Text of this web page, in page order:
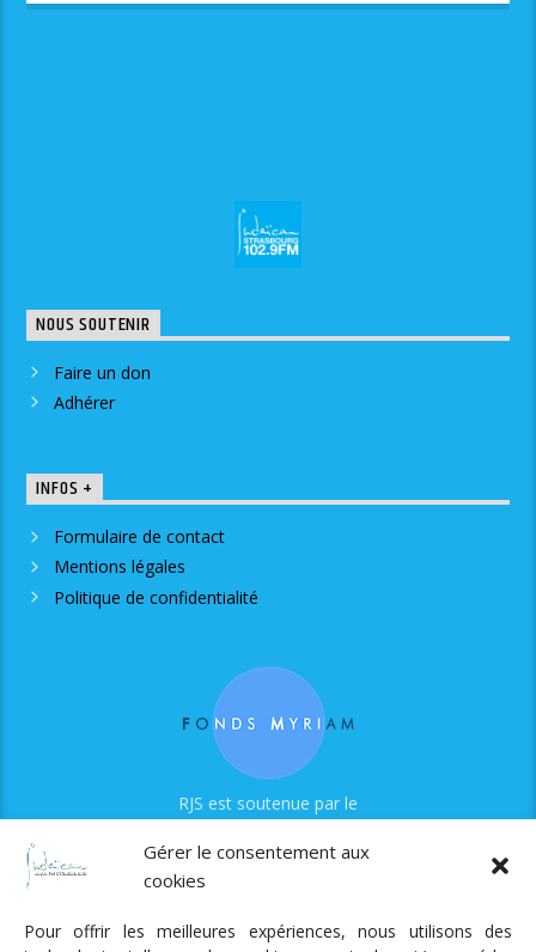
Gérer le consentement aux
cookies
Pour offrir les meilleures expériences, nous utilisons des
NOUS SOUTENIR
Faire un don
Adhérer
INFOS +
Formulaire de contact
Mentions légales
Politique de confidentialité
RJS est soutenue par le